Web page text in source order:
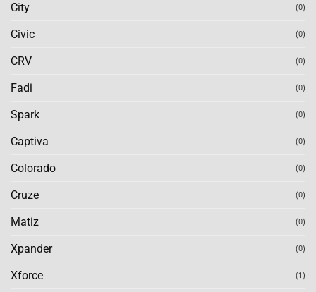
City (0)
Civic (0)
CRV (0)
Fadi (0)
Spark (0)
Captiva (0)
Colorado (0)
Cruze (0)
Matiz (0)
Xpander (0)
Xforce (1)